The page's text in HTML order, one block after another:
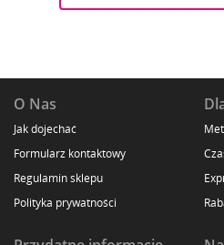
O Nas
Jak dojechać
Formularz kontaktowy
Regulamin sklepu
Polityka prywatności